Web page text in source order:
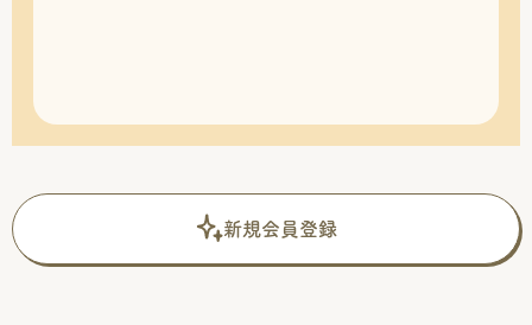
新規会員登録